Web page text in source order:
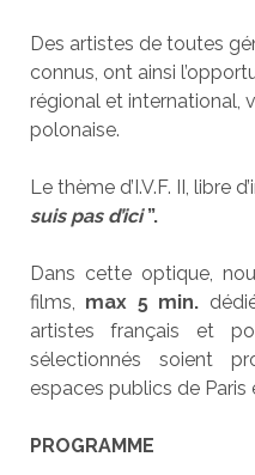
Des artistes de toutes
connus, ont ainsi
régional et international,
polonaise.
Le thème d’I.V.F. II, libre
suis pas d’ici”.
Dans cette optique,
films, max 5 min.
artistes français et
sélectionnés soient
espaces publics de
PROGRAMME